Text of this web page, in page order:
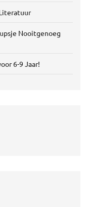
Nooitgenoeg
6-9 Jaar!